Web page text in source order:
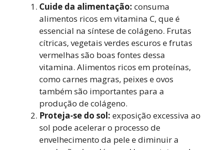
Cuide da alimentação: consuma
alimentos ricos em vitamina C, que é
essencial na síntese de colágeno. Frutas
cítricas, vegetais verdes escuros e frutas
vermelhas são boas fontes dessa
vitamina. Alimentos ricos em proteínas,
como carnes magras, peixes e ovos
também são importantes para a
produção de colágeno.
Proteja-se do sol: exposição excessiva ao
sol pode acelerar o processo de
envelhecimento da pele e diminuir a